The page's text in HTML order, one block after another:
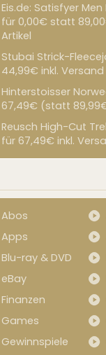
Eis.de: Satisfyer
für 0,00€ statt
Artikel
Stubai Strick-
44,99€ inkl. Versand
Hinterstoisser
67,49€ (statt
Reusch High-Cut
für 67,49€ inkl.
Abos
Apps
Blu-ray & DVD
eBay
Finanzen
Games
Gewinnspiele